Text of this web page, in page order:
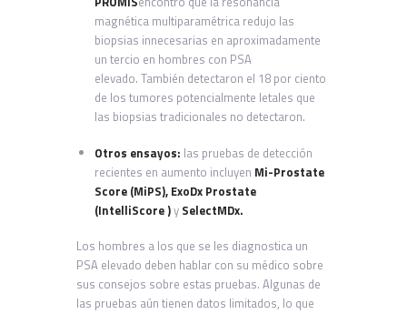
magnética multiparamétrica redujo las
biopsias innecesarias en aproximadamente
un tercio en hombres con PSA
elevado. También detectaron el 18 por ciento
de los tumores potencialmente letales que
las biopsias tradicionales no detectaron.
Otros ensayos: las pruebas de detección
recientes en aumento incluyen Mi-Prostate
Score (MiPS), ExoDx Prostate
(IntelliScore)y SelectMDx.
Los hombres a los que se les diagnostica un
PSA elevado deben hablar con su médico sobre
sus consejos sobre estas pruebas. Algunas de
las pruebas aún tienen datos limitados, lo que